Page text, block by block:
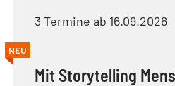
3 Termine ab 16.09.2026
NEU
Mit Storytelling